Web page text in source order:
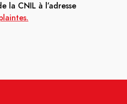
la CNIL à l’adresse